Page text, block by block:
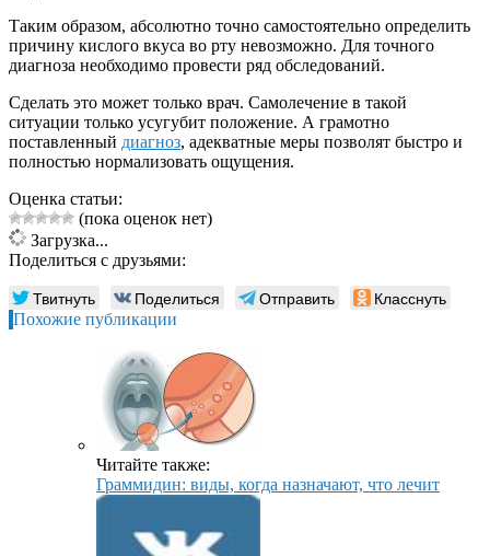
Таким образом, абсолютно точно самостоятельно определить
причину кислого вкуса во рту невозможно. Для точного
диагноза необходимо провести ряд обследований.
Сделать это может только врач. Самолечение в такой
ситуации только усугубит положение. А грамотно
поставленный диагноз, адекватные меры позволят быстро и
полностью нормализовать ощущения.
Оценка статьи:
(пока оценок нет)
Загрузка...
Поделиться с друзьями:
Твитнуть Поделиться Отправить Класснуть
Похожие публикации
Читайте также:
Граммидин: виды, когда назначают, что лечит